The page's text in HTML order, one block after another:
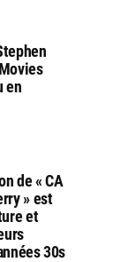
en
de « CA
» est
et
30s